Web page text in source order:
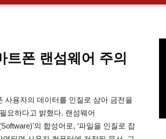
트폰 랜섬웨어 주의
사용자의 데이터를 인질로 삼아 금전을
요하다고 밝혔다. 랜섬웨어
의 합성어로, ‘파일을 인질로 잡